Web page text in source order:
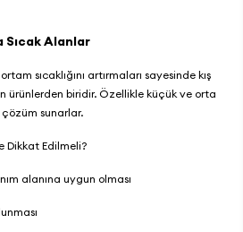
Sıcak Alanlar
ortam sıcaklığını artırmaları sayesinde kış
ürünlerden biridir. Özellikle küçük ve orta
sunarlar.
Dikkat Edilmeli?
alanına uygun olması